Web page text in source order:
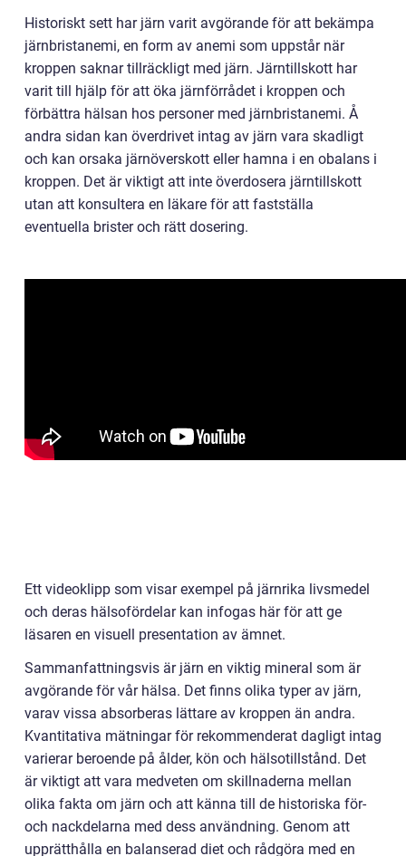
Historiskt sett har järn varit avgörande för att bekämpa
järnbristanemi, en form av anemi som uppstår när
kroppen saknar tillräckligt med järn. Järntillskott har
varit till hjälp för att öka järnförrådet i kroppen och
förbättra hälsan hos personer med järnbristanemi. Å
andra sidan kan överdrivet intag av järn vara skadligt
och kan orsaka järnöverskott eller hamna i en obalans i
kroppen. Det är viktigt att inte överdosera järntillskott
utan att konsultera en läkare för att fastställa
eventuella brister och rätt dosering.
Ett videoklipp som visar exempel på järnrika livsmedel
och deras hälsofördelar kan infogas här för att ge
läsaren en visuell presentation av ämnet.
Sammanfattningsvis är järn en viktig mineral som är
avgörande för vår hälsa. Det finns olika typer av järn,
varav vissa absorberas lättare av kroppen än andra.
Kvantitativa mätningar för rekommenderat dagligt intag
varierar beroende på ålder, kön och hälsotillstånd. Det
är viktigt att vara medveten om skillnaderna mellan
olika fakta om järn och att känna till de historiska för-
och nackdelarna med dess användning. Genom att
upprätthålla en balanserad diet och rådgöra med en